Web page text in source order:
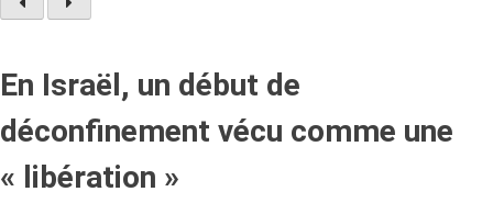
En Israël, un début de
déconfinement vécu comme une
« libération »